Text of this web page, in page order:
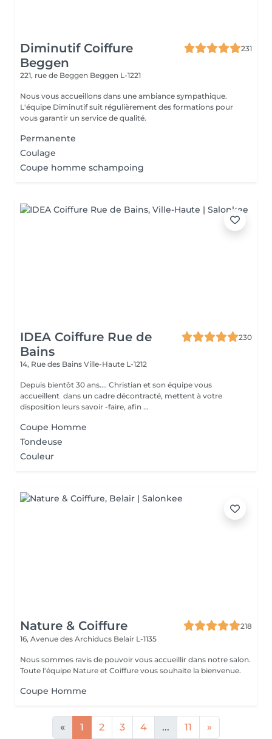
Diminutif Coiffure
Beggen
231
221, rue de Beggen Beggen L-1221
Nous vous accueillons dans une ambiance sympathique.
L'équipe Diminutif suit régulièrement des formations pour
vous garantir un service de qualité.
Permanente
Coulage
Coupe homme schampoing
IDEA Coiffure Rue de
Bains
230
14, Rue des Bains Ville-Haute L-1212
Depuis bientôt 30 ans.... Christian et son équipe vous
accueillent dans un cadre décontracté, mettent à votre
disposition leurs savoir -faire, afin ...
Coupe Homme
Tondeuse
Couleur
Nature & Coiffure
218
16, Avenue des Archiducs Belair L-1135
Nous sommes ravis de pouvoir vous accueillir dans notre salon.
Toute l'équipe Nature et Coiffure vous souhaite la bienvenue.
Coupe Homme
« 1 2 3 4 ... 11 »